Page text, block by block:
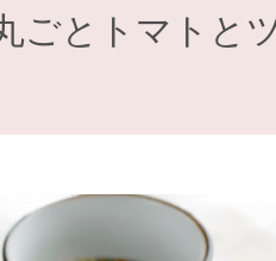
ごとトマトと